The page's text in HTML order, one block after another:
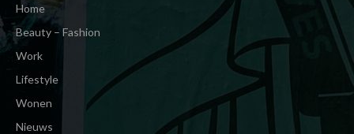
Home
Beauty – Fashion
Work
Lifestyle
Wonen
Nieuws